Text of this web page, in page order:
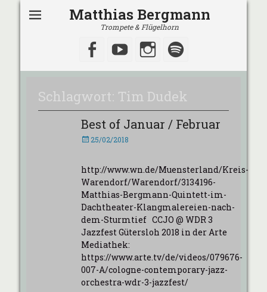
Matthias Bergmann
Trompete & Flügelhorn
Facebook
YouTubeInstagram
Schlagwort: Tim Dudek
Best of Januar / Februar
Veröffentlicht
25/02/2018
http://www.wn.de/Muensterland/Kreis-
Warendorf/Warendorf/3134196-
Matthias-Bergmann-Quintett-im-
Dachtheater-Klangmalereien-nach-
dem-Sturmtief CCJO @ WDR 3
Jazzfest Gütersloh 2018 in der Arte
Mediathek:
https://www.arte.tv/de/videos/079676-
007-A/cologne-contemporary-jazz-
orchestra-wdr-3-jazzfest/